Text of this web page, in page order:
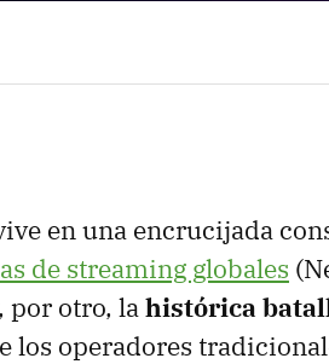
en una encrucijada
de streaming globales
por otro, lahistórica
los operadores